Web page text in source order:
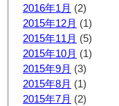
2016年1月 (2)
2015年12月 (1)
2015年11月 (5)
2015年10月 (1)
2015年9月 (3)
2015年8月 (1)
2015年7月 (2)